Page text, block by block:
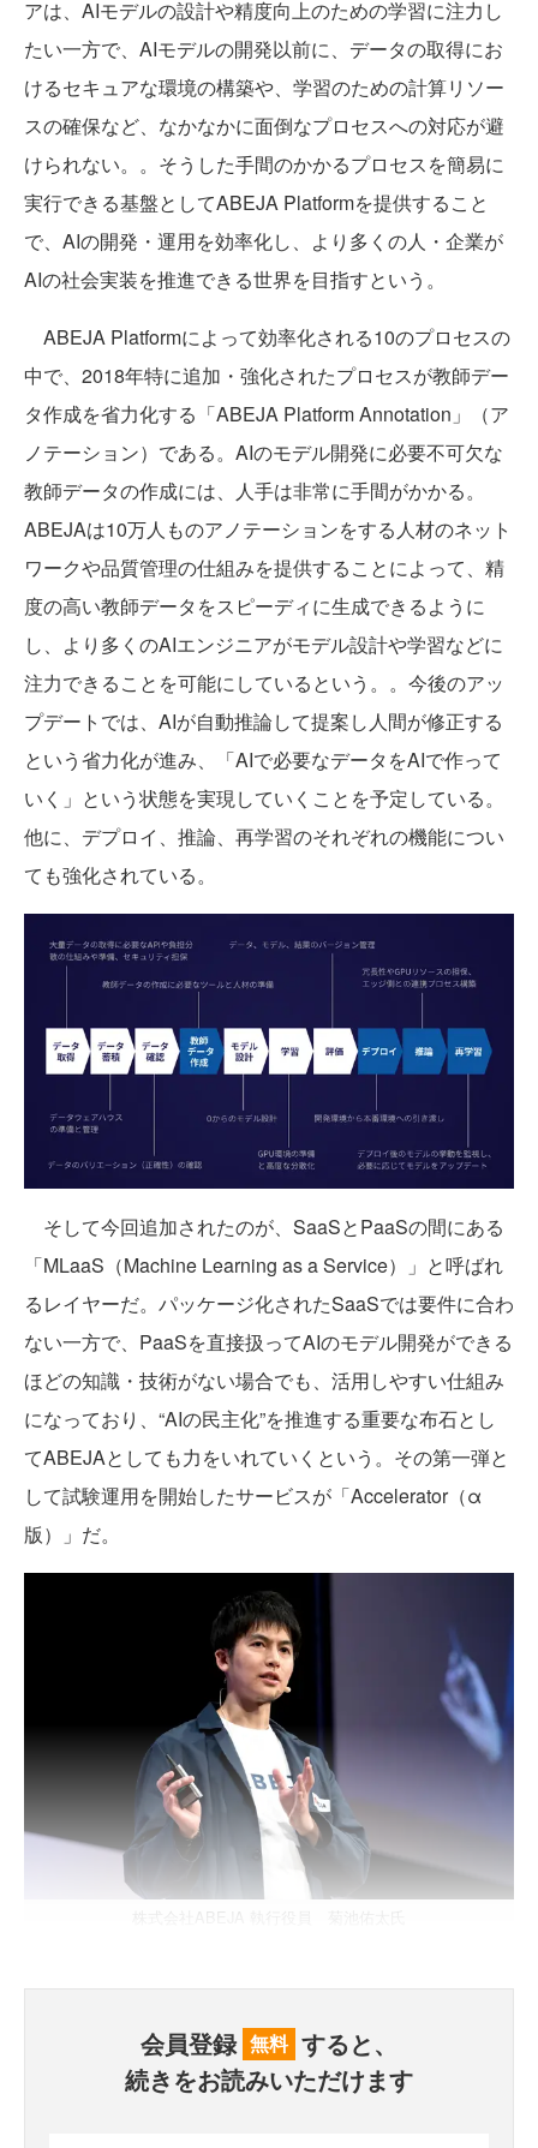
アは、AIモデルの設計や精度向上のための学習に注力し
たい一方で、AIモデルの開発以前に、データの取得にお
けるセキュアな環境の構築や、学習のための計算リソー
スの確保など、なかなかに面倒なプロセスへの対応が避
けられない。。そうした手間のかかるプロセスを簡易に
実行できる基盤としてABEJA Platformを提供すること
で、AIの開発・運用を効率化し、より多くの人・企業が
AIの社会実装を推進できる世界を目指すという。
ABEJA Platformによって効率化される10のプロセスの
中で、2018年特に追加・強化されたプロセスが教師デー
タ作成を省力化する「ABEJA Platform Annotation」（ア
ノテーション）である。AIのモデル開発に必要不可欠な
教師データの作成には、人手は非常に手間がかかる。
ABEJAは10万人ものアノテーションをする人材のネット
ワークや品質管理の仕組みを提供することによって、精
度の高い教師データをスピーディに生成できるように
し、より多くのAIエンジニアがモデル設計や学習などに
注力できることを可能にしているという。。今後のアッ
プデートでは、AIが自動推論して提案し人間が修正する
という省力化が進み、「AIで必要なデータをAIで作って
いく」という状態を実現していくことを予定している。
他に、デプロイ、推論、再学習のそれぞれの機能につい
ても強化されている。
そして今回追加されたのが、SaaSとPaaSの間にある
「MLaaS（Machine Learning as a Service）」と呼ばれ
るレイヤーだ。パッケージ化されたSaaSでは要件に合わ
ない一方で、PaaSを直接扱ってAIのモデル開発ができる
ほどの知識・技術がない場合でも、活用しやすい仕組み
になっており、“AIの民主化”を推進する重要な布石とし
てABEJAとしても力をいれていくという。その第一弾と
して試験運用を開始したサービスが「Accelerator（α
版）」だ。
株式会社ABEJA 執行役員 菊池佑太氏
会員登録 無料 すると、
続きをお読みいただけます